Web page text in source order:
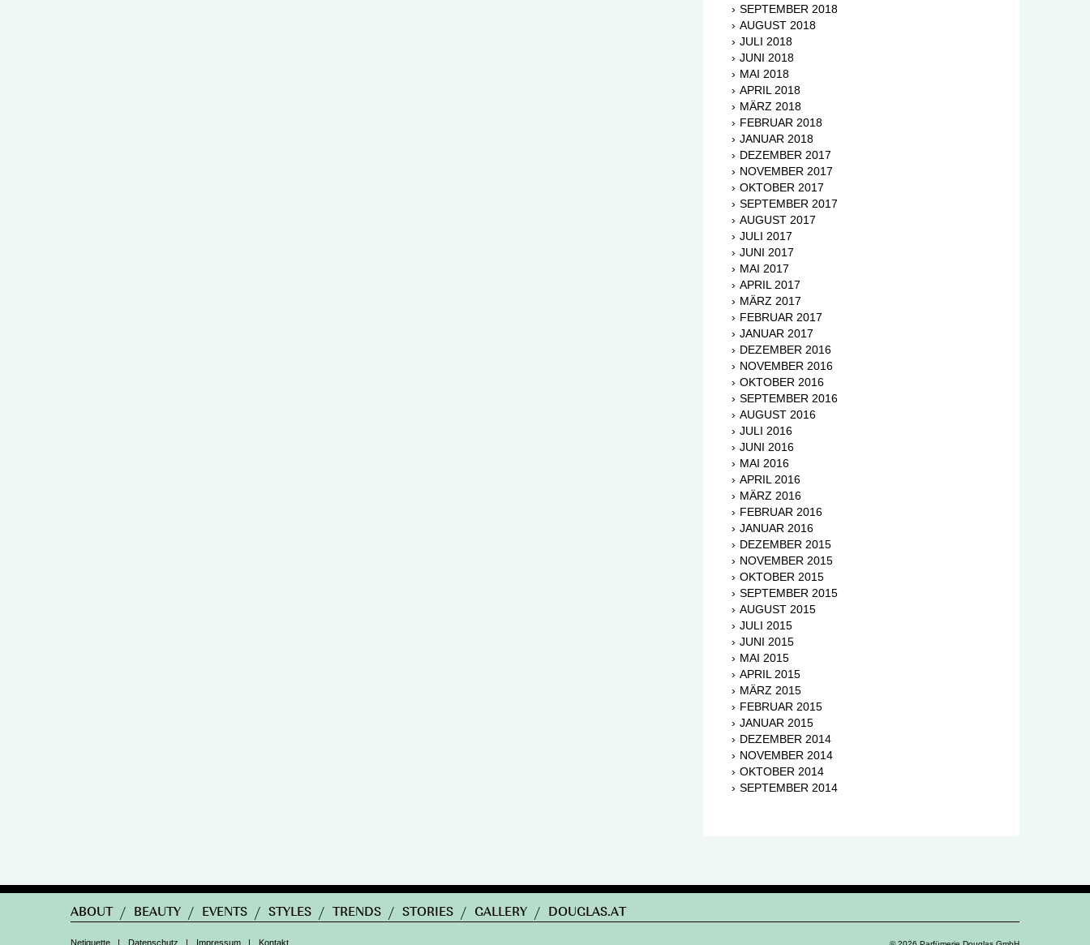
SEPTEMBER 2018
AUGUST 2018
JULI 2018
JUNI 2018
MAI 2018
APRIL 2018
MÄRZ 2018
FEBRUAR 2018
JANUAR 2018
DEZEMBER 2017
NOVEMBER 2017
OKTOBER 2017
SEPTEMBER 2017
AUGUST 2017
JULI 2017
JUNI 2017
MAI 2017
APRIL 2017
MÄRZ 2017
FEBRUAR 2017
JANUAR 2017
DEZEMBER 2016
NOVEMBER 2016
OKTOBER 2016
SEPTEMBER 2016
AUGUST 2016
JULI 2016
JUNI 2016
MAI 2016
APRIL 2016
MÄRZ 2016
FEBRUAR 2016
JANUAR 2016
DEZEMBER 2015
NOVEMBER 2015
OKTOBER 2015
SEPTEMBER 2015
AUGUST 2015
JULI 2015
JUNI 2015
MAI 2015
APRIL 2015
MÄRZ 2015
FEBRUAR 2015
JANUAR 2015
DEZEMBER 2014
NOVEMBER 2014
OKTOBER 2014
SEPTEMBER 2014
ABOUT / BEAUTY / EVENTS / STYLES / TRENDS / STORIES / GALLERY / DOUGLAS.AT
Netiquette | Datenschutz | Impressum | Kontakt